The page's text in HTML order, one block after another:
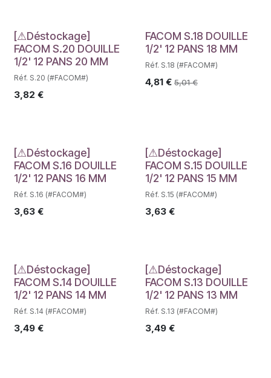
Déstockage
[⚠Déstockage]
FACOM S.20 DOUILLE
1/2' 12 PANS 20 MM
Réf. S.20 (#FACOM#)
3,82 €
FACOM S.18 DOUILLE
1/2' 12 PANS 18 MM
Réf. S.18 (#FACOM#)
4,81€ 5,01€
Déstockage
[⚠Déstockage]
FACOM S.16 DOUILLE
1/2' 12 PANS 16 MM
Réf. S.16 (#FACOM#)
3,63 €
Déstockage
[⚠Déstockage]
FACOM S.15 DOUILLE
1/2' 12 PANS 15 MM
Réf. S.15 (#FACOM#)
3,63€
Déstockage
[⚠Déstockage]
FACOM S.14 DOUILLE
1/2' 12 PANS 14 MM
Réf. S.14 (#FACOM#)
3,49 €
Déstockage
[⚠Déstockage]
FACOM S.13 DOUILLE
1/2' 12 PANS 13 MM
Réf. S.13 (#FACOM#)
3,49€